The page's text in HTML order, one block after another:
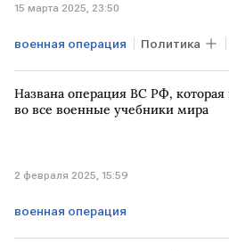
15 марта 2025, 23:50
военная операция Политика
ЙЕМЕН
Названа операция ВС РФ, которая
во все военные учебники мира
2 февраля 2025, 15:59
военная операция
Спецоперация на Украине